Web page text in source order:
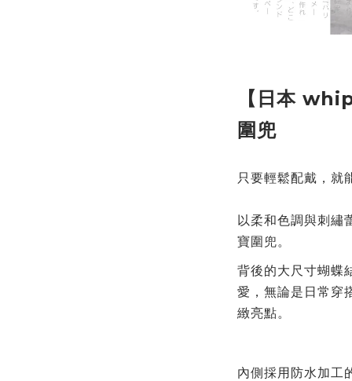
【日本
圍兜
只要輕鬆配戴，就
以柔和色調與刺繡
寶圍兜。
背後的大尺寸蝴蝶
愛， 無論是日常穿
緻亮點。
內側採用防水加工